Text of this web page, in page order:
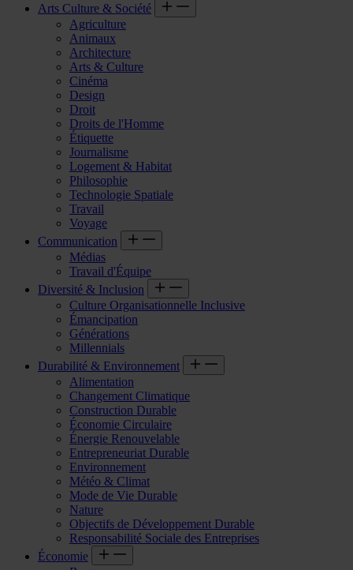
Arts Culture & Société
Agriculture
Animaux
Architecture
Arts & Culture
Cinéma
Design
Droit
Droits de l'Homme
Étiquette
Journalisme
Logement & Habitat
Philosophie
Technologie Spatiale
Travail
Voyage
Communication
Médias
Travail d'Équipe
Diversité & Inclusion
Culture Organisationnelle Inclusive
Émancipation
Générations
Millennials
Durabilité & Environnement
Alimentation
Changement Climatique
Construction Durable
Économie Circulaire
Énergie Renouvelable
Entrepreneuriat Durable
Environnement
Météo & Climat
Mode de Vie Durable
Nature
Objectifs de Développement Durable
Responsabilité Sociale des Entreprises
Économie